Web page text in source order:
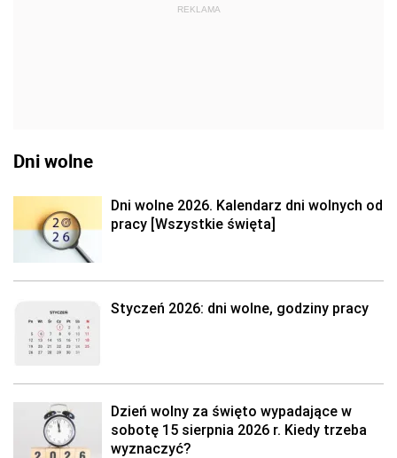
REKLAMA
Dni wolne
Dni wolne 2026. Kalendarz dni wolnych od
pracy [Wszystkie święta]
Styczeń 2026: dni wolne, godziny pracy
Dzień wolny za święto wypadające w
sobotę 15 sierpnia 2026 r. Kiedy trzeba
wyznaczyć?